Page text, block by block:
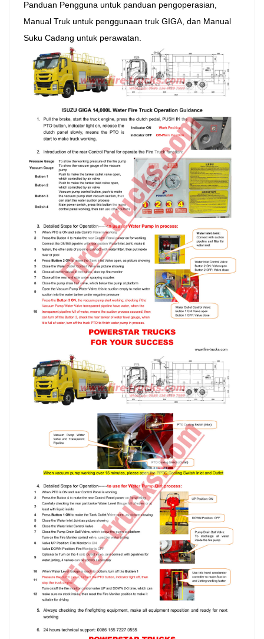
Panduan Pengguna untuk panduan pengoperasian,
Manual Truk untuk penggunaan truk GIGA, dan Manual
Suku Cadang untuk perawatan.